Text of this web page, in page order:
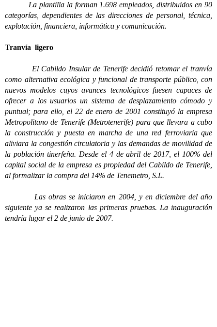
La plantilla la forman 1.698 empleados, distribuidos en 90
categorías, dependientes de las direcciones de personal, técnica,
explotación, financiera, informática y comunicación.
Tranvía ligero
El Cabildo Insular de Tenerife decidió retomar el tranvía
como alternativa ecológica y funcional de transporte público, con
nuevos modelos cuyos avances tecnológicos fuesen capaces de
ofrecer a los usuarios un sistema de desplazamiento cómodo y
puntual; para ello, el 22 de enero de 2001 constituyó la empresa
Metropolitano de Tenerife (Metrotenerife) para que llevara a cabo
la construcción y puesta en marcha de una red ferroviaria que
aliviara la congestión circulatoria y las demandas de movilidad de
la población tinerfeña. Desde el 4 de abril de 2017, el 100% del
capital social de la empresa es propiedad del Cabildo de Tenerife,
al formalizar la compra del 14% de Tenemetro, S.L.
Las obras se iniciaron en 2004, y en diciembre del año
siguiente ya se realizaron las primeras pruebas. La inauguración
tendría lugar el 2 de junio de 2007.